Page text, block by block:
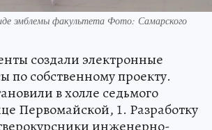
эмблемы факультета Фото: Самарского
создали электронные
по собственному проекту.
в холле седьмого
Первомайской, 1. Разработку